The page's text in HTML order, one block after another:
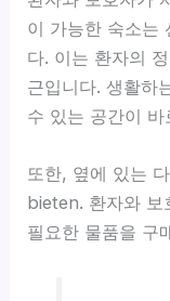
이 가능한 숙소는
다. 이는 환자의
근입니다. 생활하
수 있는 공간이
또한, 옆에 있는
bieten. 환자와 보
필요한 물품을 구